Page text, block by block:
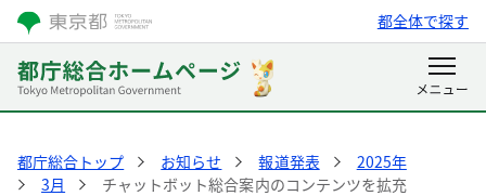
都全体で探す
都庁総合トップ お知らせ 報道発表
2025年
3月
チャットボット総合案内のコンテンツを拡充